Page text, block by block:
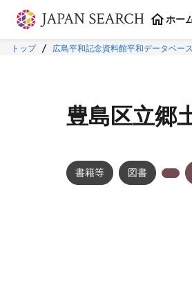
本文に飛ぶ
ホー
トップ 広島平和記念資料館平和データベース
豊島区立郷
書籍等 図書